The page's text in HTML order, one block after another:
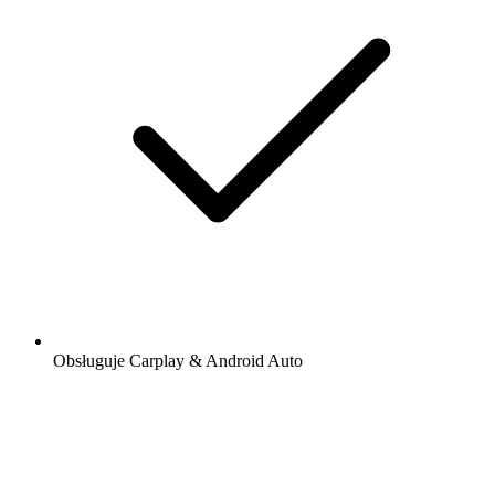
Obsługuje Carplay & Android Auto